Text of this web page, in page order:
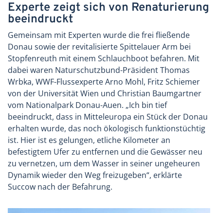
Experte zeigt sich von Renaturierung
beeindruckt
Gemeinsam mit Experten wurde die frei fließende
Donau sowie der revitalisierte Spittelauer Arm bei
Stopfenreuth mit einem Schlauchboot befahren. Mit
dabei waren Naturschutzbund-Präsident Thomas
Wrbka, WWF-Flussexperte Arno Mohl, Fritz Schiemer
von der Universität Wien und Christian Baumgartner
vom Nationalpark Donau-Auen. „Ich bin tief
beeindruckt, dass in Mitteleuropa ein Stück der Donau
erhalten wurde, das noch ökologisch funktionstüchtig
ist. Hier ist es gelungen, etliche Kilometer an
befestigtem Ufer zu entfernen und die Gewässer neu
zu vernetzen, um dem Wasser in seiner ungeheuren
Dynamik wieder den Weg freizugeben“, erklärte
Succow nach der Befahrung.